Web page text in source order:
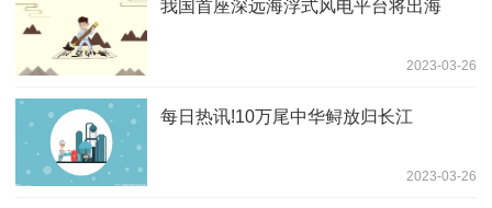
我国首座深远海浮式风电平台将出海
2023-03-26
每日热讯!10万尾中华鲟放归长江
2023-03-26